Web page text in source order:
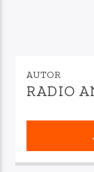
AUTOR
RADIO